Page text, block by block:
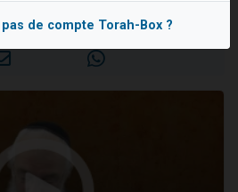
49 places pour étudier en groupe sur Zoom
musiques dans Torah-Box Music
Juin 2014
de compte Torah-Box ?